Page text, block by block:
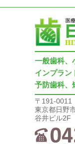
一般歯科、
インプラン
予防歯科、
〒191-0011
東京都日野
谷井ビル2F